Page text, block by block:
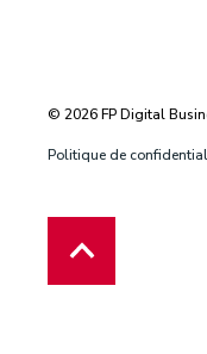
© 2026 FP Digital
Politique de